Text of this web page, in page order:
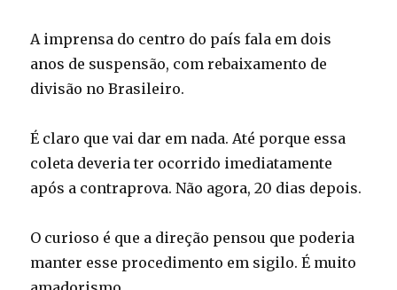
A imprensa do centro do país fala em dois
anos de suspensão, com rebaixamento de
divisão no Brasileiro.
É claro que vai dar em nada. Até porque essa
coleta deveria ter ocorrido imediatamente
após a contraprova. Não agora, 20 dias depois.
O curioso é que a direção pensou que poderia
manter esse procedimento em sigilo. É muito